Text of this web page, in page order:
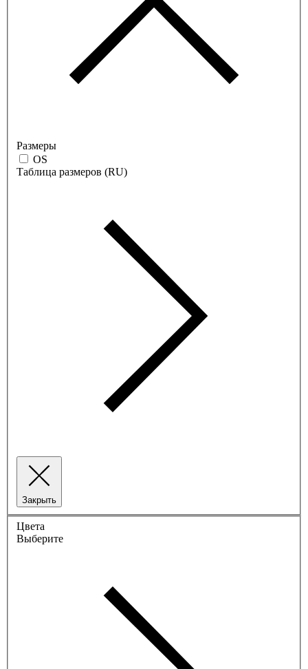
Размеры
OS
Таблица размеров (RU)
Закрыть
Цвета
Выберите